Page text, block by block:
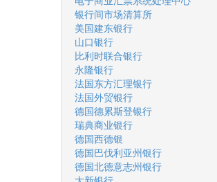
银行间市场清算所
美国建东银行
山口银行
比利时联合银行
永隆银行
法国东方汇理银行
法国外贸银行
德国德累斯登银行
瑞典商业银行
德国西德银
德国巴伐利亚州银行
德国北德意志州银行